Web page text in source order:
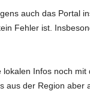
auch das Portal
Fehler ist.
Infos noch
aus der Region aber